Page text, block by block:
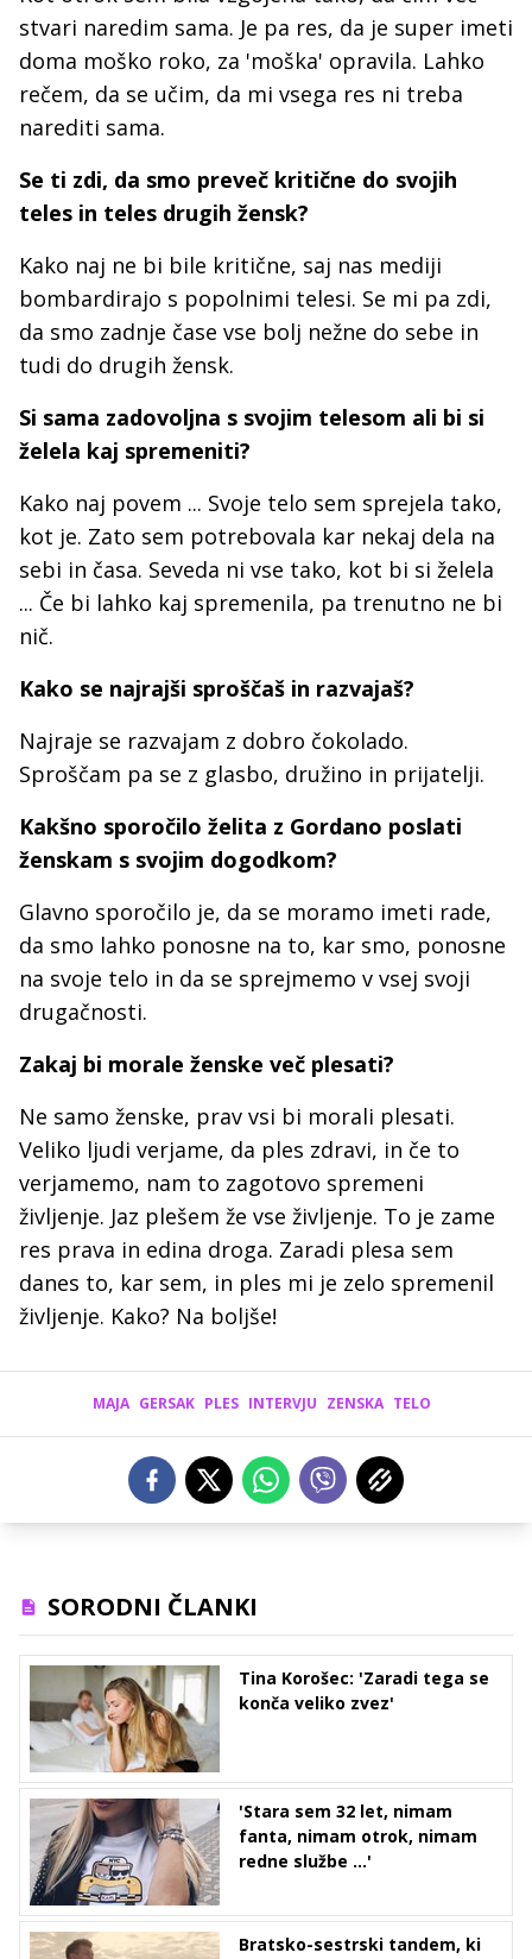
stvari naredim sama. Je pa res, da je super imeti
doma moško roko, za 'moška' opravila. Lahko
rečem, da se učim, da mi vsega res ni treba
narediti sama.
Se ti zdi, da smo preveč kritične do svojih
teles in teles drugih žensk?
Kako naj ne bi bile kritične, saj nas mediji
bombardirajo s popolnimi telesi. Se mi pa zdi,
da smo zadnje čase vse bolj nežne do sebe in
tudi do drugih žensk.
Si sama zadovoljna s svojim telesom ali bi si
želela kaj spremeniti?
Kako naj povem ... Svoje telo sem sprejela tako,
kot je. Zato sem potrebovala kar nekaj dela na
sebi in časa. Seveda ni vse tako, kot bi si želela
... Če bi lahko kaj spremenila, pa trenutno ne bi
nič.
Kako se najrajši sproščaš in razvajaš?
Najraje se razvajam z dobro čokolado.
Sproščam pa se z glasbo, družino in prijatelji.
Kakšno sporočilo želita z Gordano poslati
ženskam s svojim dogodkom?
Glavno sporočilo je, da se moramo imeti rade,
da smo lahko ponosne na to, kar smo, ponosne
na svoje telo in da se sprejmemo v vsej svoji
drugačnosti.
Zakaj bi morale ženske več plesati?
Ne samo ženske, prav vsi bi morali plesati.
Veliko ljudi verjame, da ples zdravi, in če to
verjamemo, nam to zagotovo spremeni
življenje. Jaz plešem že vse življenje. To je zame
res prava in edina droga. Zaradi plesa sem
danes to, kar sem, in ples mi je zelo spremenil
življenje. Kako? Na boljše!
MAJA GERSAK PLES INTERVJU ZENSKA TELO
SORODNI ČLANKI
Tina Korošec: 'Zaradi tega se
konča veliko zvez'
'Stara sem 32 let, nimam
fanta, nimam otrok, nimam
redne službe ...'
Bratsko-sestrski tandem, ki